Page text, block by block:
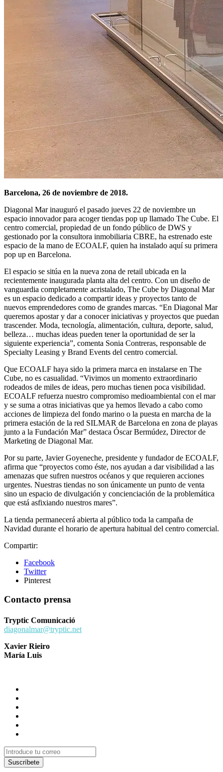
Barcelona, 26 de noviembre de 2018.
Diagonal Mar inauguró el pasado jueves 22 de noviembre un
espacio innovador para acoger tiendas pop up llamado The Cube. El
centro comercial, propiedad de un fondo público de DWS y
gestionado por la consultora inmobiliaria CBRE, ha estrenado este
espacio de la mano de ECOALF, quien ha instalado aquí su primera
pop up en Barcelona.
El espacio se sitúa en la nueva zona de retail ubicada en la
recientemente inaugurada planta alta del centro. Con un diseño de
vanguardia completamente acristalado, The Cube by Diagonal Mar
es un espacio dedicado a compartir ideas y proyectos tanto de
nuevos emprendedores como de grandes marcas. “En Diagonal Mar
queremos apostar y dar a conocer iniciativas y proyectos que puedan
trascender. Moda, tecnología, alimentación, cultura, deporte, salud,
belleza… muchas ideas pueden tener la oportunidad de ser la
siguiente experiencia”, comenta Sonia Contreras, responsable de
Specialty Leasing y Brand Events del centro comercial.
Que ECOALF haya sido la primera marca en instalarse en The
Cube, no es casualidad. “Vivimos un momento extraordinario
rodeados de miles de ideas, pero muchas tienen poca visibilidad.
ECOALF refuerza nuestro compromiso medioambiental con el mar
y se suma a otras iniciativas que ya hemos llevado a cabo como
acciones de limpieza del fondo marino o la puesta en marcha de la
primera estación de la red SILMAR de Barcelona en zona de playas
junto a la Fundación Mar” destaca Óscar Bermúdez, Director de
Marketing de Diagonal Mar.
Por su parte, Javier Goyeneche, presidente y fundador de ECOALF,
afirma que “proyectos como éste, nos ayudan a dar visibilidad a las
amenazas que sufren nuestros océanos y que requieren acciones
urgentes. Nuestras tiendas no son únicamente un punto de venta
sino un espacio de divulgación y concienciación de la problemática
que está asfixiando nuestros mares”.
La tienda permanecerá abierta al público toda la campaña de
Navidad durante el horario de apertura habitual del centro comercial.
Compartir:
Facebook
Twitter
Pinterest
Contacto prensa
Tryptic Comunicació
diagonalmar@tryptic.net
Xavier Rieiro
María Luis
Suscríbete